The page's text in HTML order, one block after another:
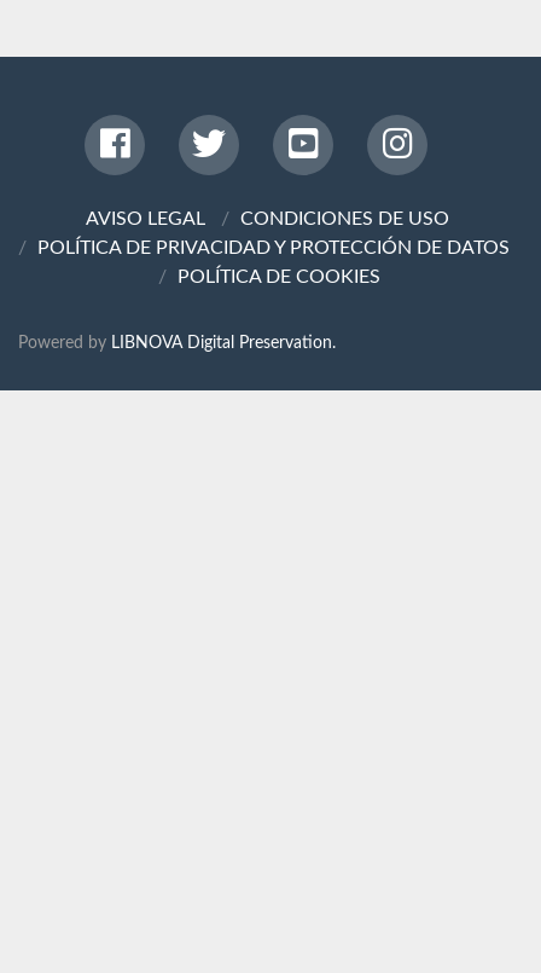
AVISO LEGAL
CONDICIONES DE USO
POLÍTICA DE PRIVACIDAD Y PROTECCIÓN DE DATOS
POLÍTICA DE COOKIES
Powered by LIBNOVA Digital Preservation.